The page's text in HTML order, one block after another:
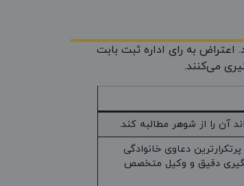
اعتراض به رای اداره ثبت بابت
می‌کنند.
آن را از شوهر مطالبه کند.
دعاوی خانوادگی
دقیق و وکیل متخصص